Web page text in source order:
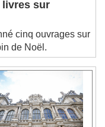
will cancel
livres sur
cinq ouvrages sur
de Noël.